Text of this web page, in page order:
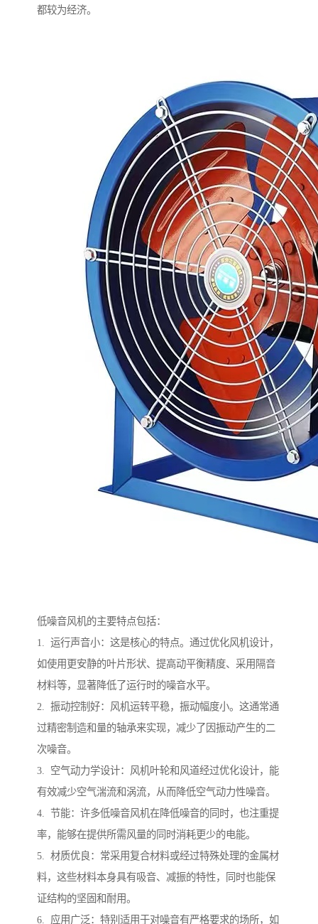
都较为经济。
低噪音风机的主要特点包括：
1. 运行声音小：这是核心的特点。通过优化风机设计，
如使用更安静的叶片形状、提高动平衡精度、采用隔音
材料等，显著降低了运行时的噪音水平。
2. 振动控制好：风机运转平稳，振动幅度小。这通常通
过精密制造和量的轴承来实现，减少了因振动产生的二
次噪音。
3. 空气动力学设计：风机叶轮和风道经过优化设计，能
有效减少空气湍流和涡流，从而降低空气动力性噪音。
4. 节能：许多低噪音风机在降低噪音的同时，也注重提
率，能够在提供所需风量的同时消耗更少的电能。
5. 材质优良：常采用复合材料或经过特殊处理的金属材
料，这些材料本身具有吸音、减振的特性，同时也能保
证结构的坚固和耐用。
6. 应用广泛：特别适用于对噪音有严格要求的场所，如